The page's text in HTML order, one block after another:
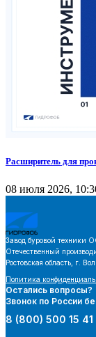
Расширитель для
08 июля 2026,
Завод буровой техники
Отечественный
Ростовская область, г.
Политика
Остались вопросы?
Звонок по России
8 (800) 500 15 41